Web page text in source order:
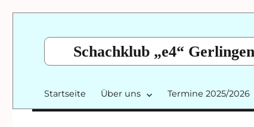
Schachklub „e4“
Startseite Über uns Termine 2025/2026